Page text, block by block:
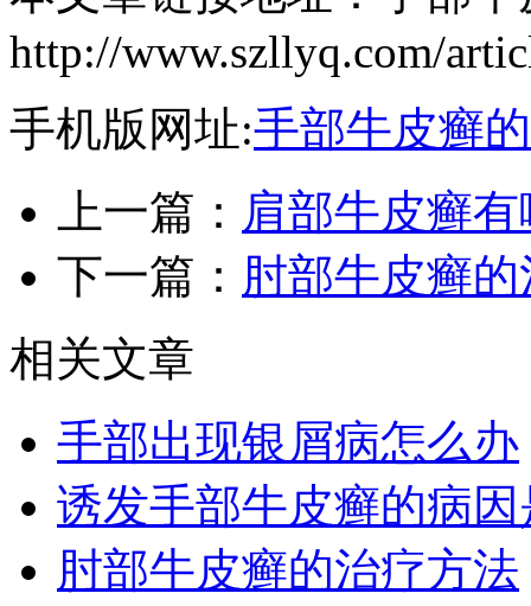
http://www.szllyq.com/
手机版网址:手部牛皮癣
上一篇： 肩部牛皮癣
下一篇： 肘部牛皮癣
相关文章
手部出现银屑病怎么办
诱发手部牛皮癣的病
肘部牛皮癣的治疗方法